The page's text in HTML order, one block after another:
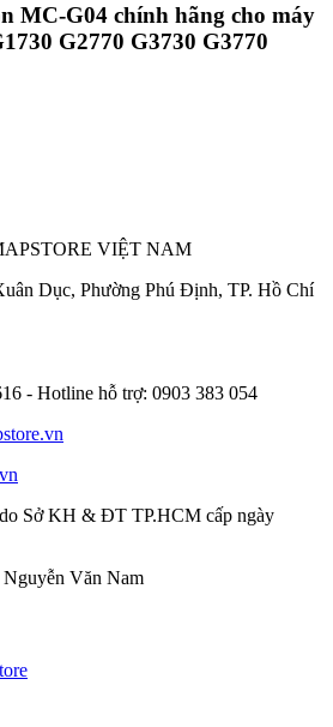
MC-G04 chính hãng cho máy
G2770 G3730 G3770
VIỆT NAM
Dục, Phường Phú Định, TP. Hồ Chí
- Hotline hỗ trợ: 0903 383 054
Sở KH & ĐT TP.HCM cấp ngày
Nguyễn Văn Nam